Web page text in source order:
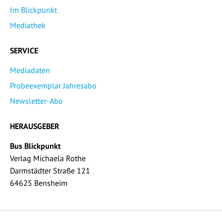
Im Blickpunkt
Mediathek
SERVICE
Mediadaten
Probeexemplar Jahresabo
Newsletter-Abo
HERAUSGEBER
Bus Blickpunkt
Verlag Michaela Rothe
Darmstädter Straße 121
64625 Bensheim